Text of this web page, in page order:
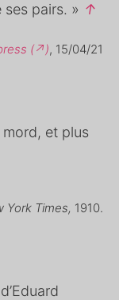
ses pairs. » ↑
(↗), 15/04/21
et plus
York Times, 1910.